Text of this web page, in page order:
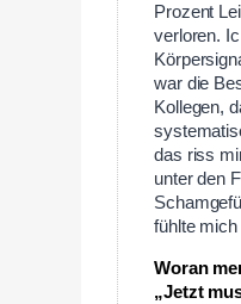
Prozent
verloren.
war die
Kollegen,
das riss
unter den
fühlte mich
Woran
„Jetzt